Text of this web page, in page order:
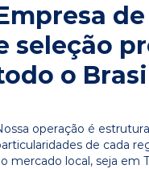
seleção
o
operação é
de cada
mercado local, seja em